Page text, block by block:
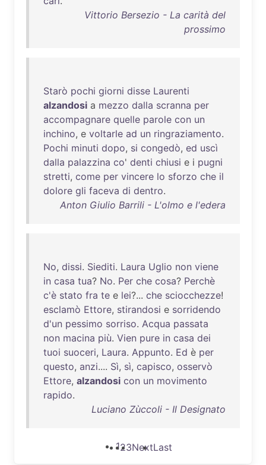
Vittorio Bersezio - La carità del
prossimo
Starò pochi giorni disse Laurenti
alzandosi a mezzo dalla scranna per
accompagnare quelle parole con un
inchino, e voltarle ad un ringraziamento.
Pochi minuti dopo, si congedò, ed uscì
dalla palazzina co' denti chiusi e i pugni
stretti, come per vincere lo sforzo che il
dolore gli faceva di dentro.
Anton Giulio Barrili - L'olmo e l'edera
No, dissi. Siediti. Laura Uglio non viene
in casa tua? No. Per che cosa? Perchè
c'è stato fra te e lei?... che sciocchezze!
esclamò Ettore, stirandosi e sorridendo
d'un pessimo sorriso. Acqua passata
non macina più. Vien pure in casa dei
tuoi suoceri, Laura. Appunto. Ed è per
questo, anzi.... Sì, sì, capisco, osservò
Ettore, alzandosi con un movimento
rapido.
Luciano Zùccoli - Il Designato
123NextLast